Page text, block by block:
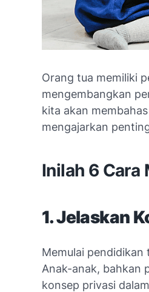
Orang tua memiliki
mengembangkan
kita akan
mengajarkan
Inilah 6 Cara
1. Jelaskan
Memulai
Anak-anak, bahkan
konsep privasi